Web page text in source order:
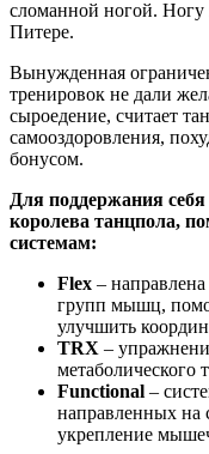
сломанной ногой. Ногу
Питере.
Вынужденная
тренировок не дали
сыроедение, считает
самооздоровления,
бонусом.
Для поддержания
королева танцпола,
системам:
Flex –
групп мышц,
улучшить
TRX –
метаболического
Functional –
направленных на
укрепление